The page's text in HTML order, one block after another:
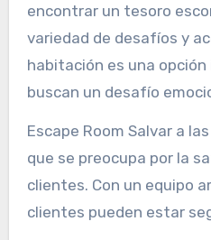
encontrar un tesoro
variedad de desafíos y
habitación es una
buscan un desafío
Escape Room Salvar a
que se preocupa por la
clientes. Con un equipo
clientes pueden estar